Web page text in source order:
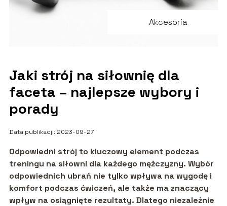
Akcesoria
Jaki strój na siłownię dla
faceta – najlepsze wybory i
porady
Data publikacji: 2023-09-27
Odpowiedni strój to kluczowy element podczas
treningu na siłowni dla każdego mężczyzny. Wybór
odpowiednich ubrań nie tylko wpływa na wygodę i
komfort podczas ćwiczeń, ale także ma znaczący
wpływ na osiągnięte rezultaty. Dlatego niezależnie